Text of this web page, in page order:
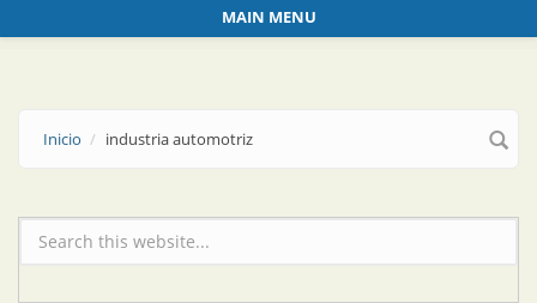
MAIN MENU
Inicio industria automotriz
Formulario de búsqueda